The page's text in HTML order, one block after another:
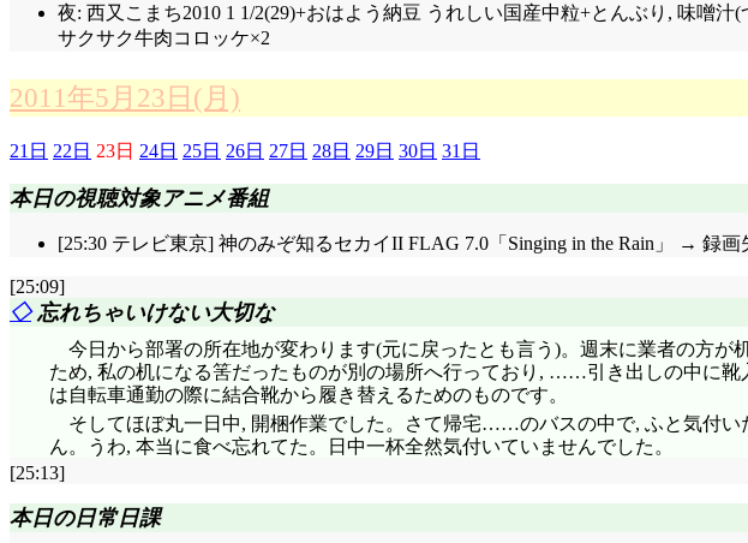
夜: 西又こまち2010 1 1/2(29)+おはよう納豆 うれしい国産中粒+とんぶり, 味噌
サクサク牛肉コロッケ×2
2011年5月23日(月)
21日 22日 23日 24日 25日 26日 27日 28日 29日 30日 31日
本日の視聴対象アニメ番組
[25:30 テレビ東京] 神のみぞ知るセカイII FLAG 7.0「Singing in the Rain」 → 録画
[25:09]
◇忘れちゃいけない大切な
今日から部署の所在地が変わります(元に戻ったとも言う)。週末に業者の方
ため, 私の机になる筈だったものが別の場所へ行っており, ……引き出しの中に
は自転車通勤の際に結合靴から履き替えるためのものです。
そしてほぼ丸一日中, 開梱作業でした。さて帰宅……のバスの中で, ふと気付
ん。うわ, 本当に食べ忘れてた。日中一杯全然気付いていませんでした。
[25:13]
本日の日常日課